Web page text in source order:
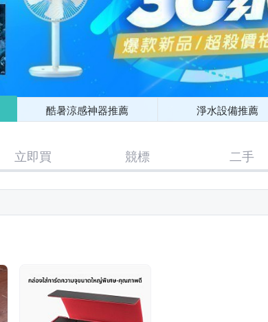
酷暑涼感神器推薦 淨水設備推薦
立即買 競標 二手